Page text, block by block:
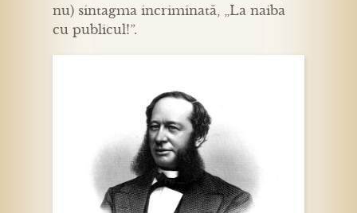
nu) sintagma incriminată, „La naiba
cu publicul!”.